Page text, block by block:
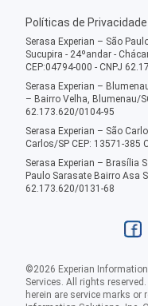
Políticas de Privacidade
Serasa Experian – São
Sucupira - 24ºandar -
CEP:04794-000 - CNPJ
Serasa Experian –
– Bairro Velha, Blumenau/
62.173.620/0104-95
Serasa Experian – São
Carlos/SP CEP: 13571-385
Serasa Experian – Brasília
Paulo Sarasate Bairro Asa
62.173.620/0131-68
©2026 Experian
Services. All rights
herein are service marks or